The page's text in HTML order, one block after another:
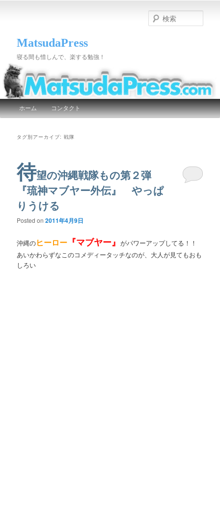
MatsudaPress
寝る間も惜しんで、楽する勉強！
索
メインメニュー
メインコンテンツへ移動
サブコンテンツへ移動
ホーム コンタクト
タグ別アーカイブ:戦隊
待望の沖縄戦隊もの第２弾
『琉神マブヤー外伝』 やっぱ
りうける
Posted on2011年4月9日
沖縄のヒーロー 『マブヤー』がパワーアップしてる！！
あいかわらずなこのコメディータッチなのが、大人が見てもおも
しろい